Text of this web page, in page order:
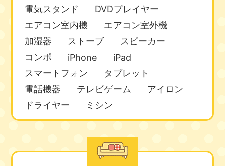
電気スタンド
DVDプレイヤー
エアコン室内機
エアコン室外機
加湿器
ストーブ
スピーカー
コンポ
iPhone
iPad
スマートフォン
タブレット
電話機器
テレビゲーム
アイロン
ドライヤー
ミシン